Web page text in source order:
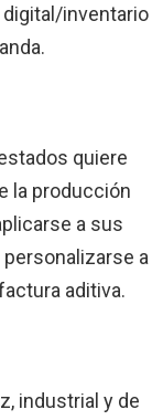
inventario
quiere
la producción
a sus
a
aditiva.
industrial y de